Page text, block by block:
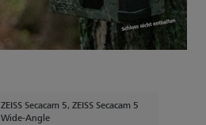
ZEISS Secacam 5, ZEISS Secacam 5
Wide-Angle